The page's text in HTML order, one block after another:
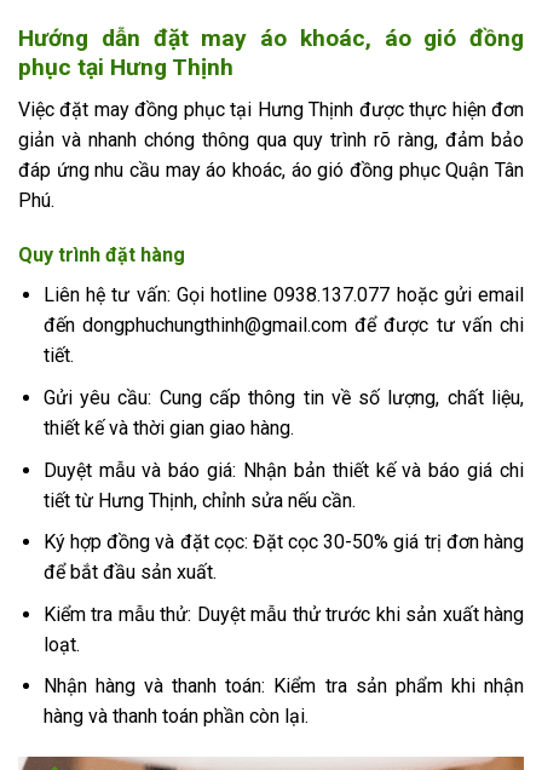
Hướng dẫn đặt may áo khoác, áo gió đồng
phục tại Hưng Thịnh
Việc đặt may đồng phục tại Hưng Thịnh được thực hiện đơn
giản và nhanh chóng thông qua quy trình rõ ràng, đảm bảo
đáp ứng nhu cầu may áo khoác, áo gió đồng phục Quận Tân
Phú.
Quy trình đặt hàng
Liên hệ tư vấn: Gọi hotline 0938.137.077 hoặc gửi email
đến dongphuchungthinh@gmail.com để được tư vấn chi
tiết.
Gửi yêu cầu: Cung cấp thông tin về số lượng, chất liệu,
thiết kế và thời gian giao hàng.
Duyệt mẫu và báo giá: Nhận bản thiết kế và báo giá chi
tiết từ Hưng Thịnh, chỉnh sửa nếu cần.
Ký hợp đồng và đặt cọc: Đặt cọc 30-50% giá trị đơn hàng
để bắt đầu sản xuất.
Kiểm tra mẫu thử: Duyệt mẫu thử trước khi sản xuất hàng
loạt.
Nhận hàng và thanh toán: Kiểm tra sản phẩm khi nhận
hàng và thanh toán phần còn lại.